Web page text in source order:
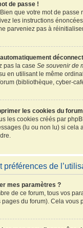
de passe !
que votre mot de
les instructions
parveniez pas à
pas la caseSe souvenir de
en utilisant le même
(bibliothèque, cyber-
les cookies du
les cookies créés par
(lu ou non lu) si
préférences de
mes paramètres ?
de ce forum, tous vos
pages du forum). Cela